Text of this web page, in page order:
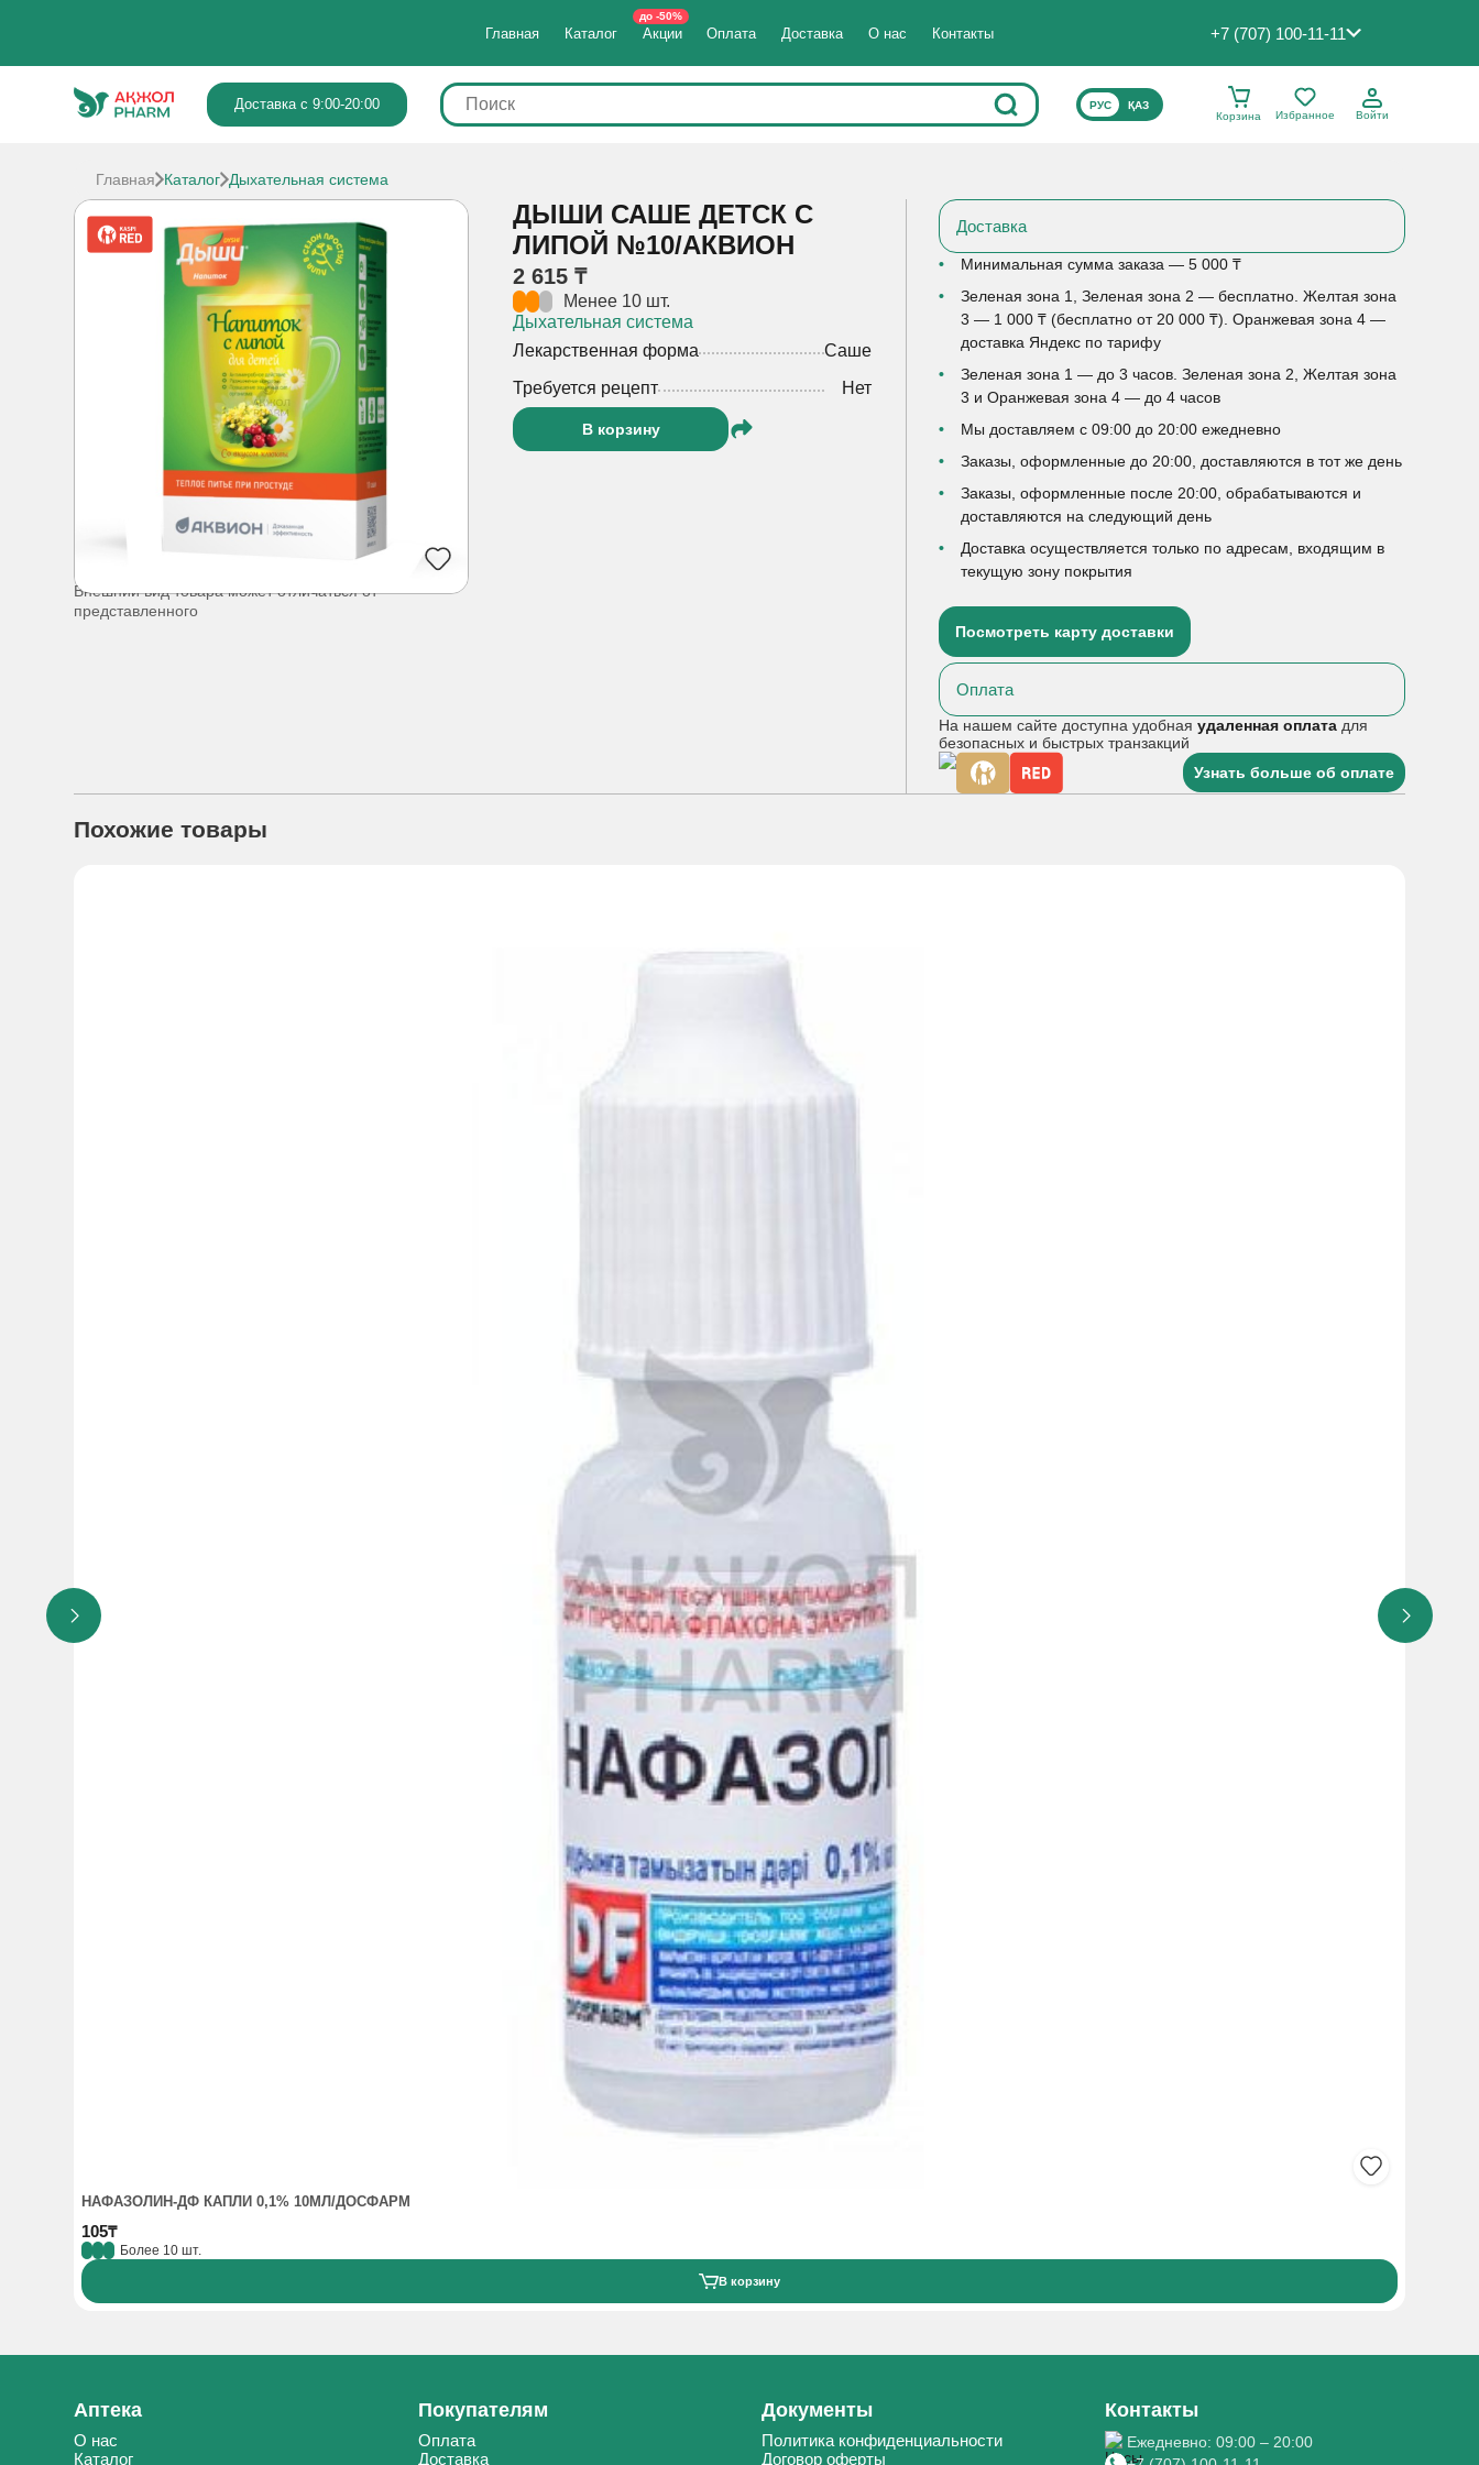
Главная Каталог Акции
до -50%
Оплата Доставка О нас Контакты +7 (707) 100-11-11
Доставка с 9:00-20:00 ВЫБЕРИТЕ ЯЗЫК САЙТА
РУС
ҚАЗ
Корзина
Избранное Войти
Главная Каталог Дыхательная система
Внешний вид товара может отличаться от
представленного
ДЫШИ САШЕ ДЕТСК С
ЛИПОЙ №10/АКВИОН
2 615 ₸
Менее 10 шт.
Дыхательная система
Лекарственная форма
Саше
Требуется рецепт
Нет
В корзину
Доставка
Минимальная сумма заказа — 5 000 ₸
Зеленая зона 1, Зеленая зона 2 — бесплатно. Желтая зона
3 — 1 000 ₸ (бесплатно от 20 000 ₸). Оранжевая зона 4 —
доставка Яндекс по тарифу
Зеленая зона 1 — до 3 часов. Зеленая зона 2, Желтая зона
3 и Оранжевая зона 4 — до 4 часов
Мы доставляем с 09:00 до 20:00 ежедневно
Заказы, оформленные до 20:00, доставляются в тот же день
Заказы, оформленные после 20:00, обрабатываются и
доставляются на следующий день
Доставка осуществляется только по адресам, входящим в
текущую зону покрытия
Посмотреть карту доставки
Оплата
На нашем сайте доступна удобнаяудаленная оплата для
безопасных и быстрых транзакций
Узнать больше об оплате
Похожие товары
НАФАЗОЛИН-ДФ КАПЛИ 0,1% 10МЛ/ДОСФАРМ
105₸
Более 10 шт.
В корзину
Аптека
О нас
Каталог
Покупателям
Оплата
Доставка
Документы
Политика конфиденциальности
Договор оферты
Контакты
Ежедневно: 09:00 – 20:00